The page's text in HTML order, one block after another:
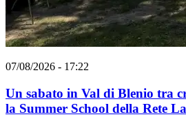
07/08/2026 - 17:22
Un sabato in Val di Blenio tra
la Summer School della Rete